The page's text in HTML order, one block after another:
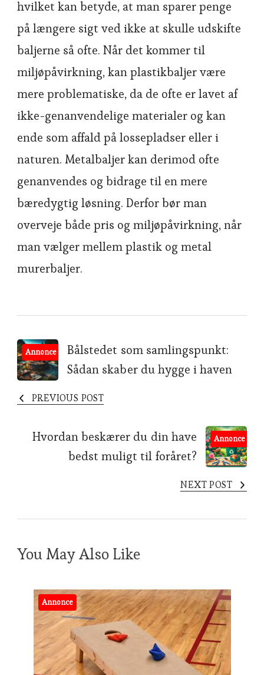
hvilket kan betyde, at man sparer penge
på længere sigt ved ikke at skulle udskifte
baljerne så ofte. Når det kommer til
miljøpåvirkning, kan plastikbaljer være
mere problematiske, da de ofte er lavet af
ikke-genanvendelige materialer og kan
ende som affald på lossepladser eller i
naturen. Metalbaljer kan derimod ofte
genanvendes og bidrage til en mere
bæredygtig løsning. Derfor bør man
overveje både pris og miljøpåvirkning, når
man vælger mellem plastik og metal
murerbaljer.
Post
Navigation
Annonce
Bålstedet som samlingspunkt:
Sådan skaber du hygge i haven
PREVIOUS POST
Annonce
Hvordan beskærer du din have
bedst muligt til foråret?
NEXT POST
You May Also Like
Annonce